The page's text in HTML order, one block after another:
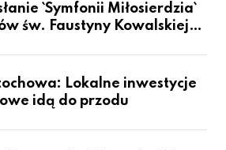
`Symfonii Miłosierdzia`
św. Faustyny Kowalskiej
Lokalne inwestycje
idą do przodu